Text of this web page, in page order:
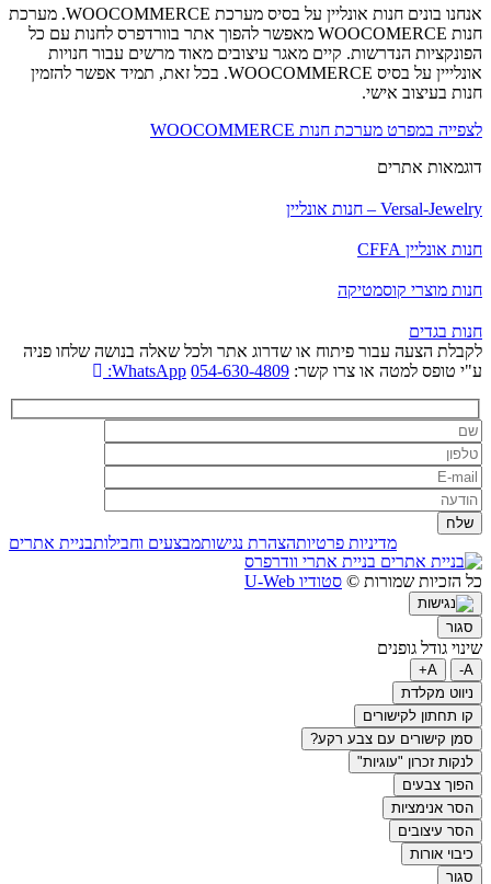
אנחנו בונים חנות אונליין על בסיס מערכת WOOCOMMERCE. מערכת
חנות WOOCOMERCE מאפשר להפוך אתר בוורדפרס לחנות עם כל
הפונקציות הנדרשות. קיים מאגר עיצובים מאוד מרשים עבור חנויות
אונלייין על בסיס WOOCOMMERCE. בכל זאת, תמיד אפשר להזמין
חנות בעיצוב אישי.
לצפייה במפרט מערכת חנות WOOCOMMERCE
דוגמאות אתרים
Versal-Jewelry – חנות אונליין
חנות אונליין CFFA
חנות מוצרי קוסמטיקה
חנות בגדים
לקבלת הצעה עבור פיתוח או שדרוג אתר ולכל שאלה בנושה שלחו פניה
ע"י טופס למטה או צרו קשר: 054-630-4809
WhatsApp:
בניית אתריםמבצעים וחבילותהצהרת נגישותמדיניות פרטיות
בניית אתרי וודרפרס
כל הזכיות שמורות © סטודיו U-Web
סגור
שינוי גודל גופנים
A-
A+
ניווט מקלדת
קו תחתון לקישורים
סמן קישורים עם צבע רקע?
לנקות זכרון "עוגיות"
הפוך צבעים
הסר אנימציות
הסר עיצובים
כיבוי אורות
סגור